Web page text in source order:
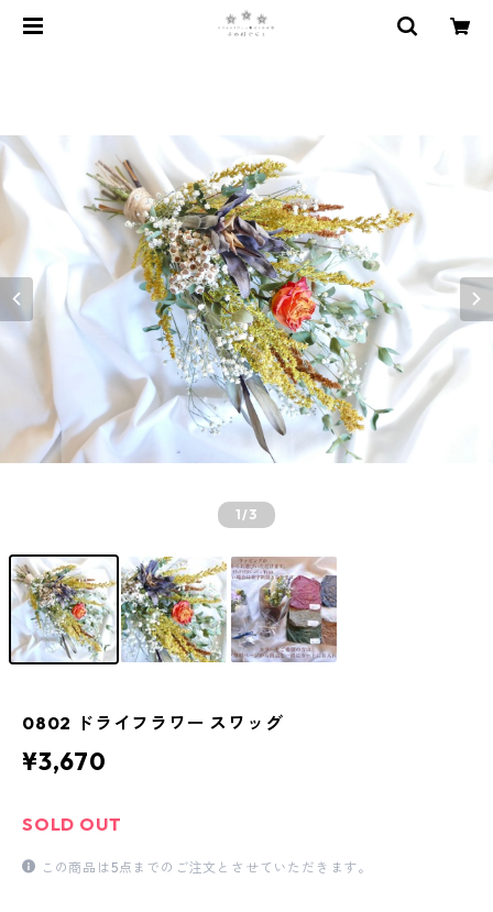
1/3
0802 ドライフラワー スワッグ
¥3,670
SOLD OUT
この商品は5点までのご注文とさせていただきます。